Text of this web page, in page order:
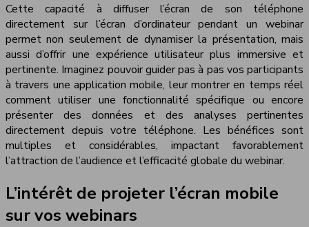
Cette capacité à diffuser l’écran de son téléphone
directement sur l’écran d’ordinateur pendant un webinar
permet non seulement de dynamiser la présentation, mais
aussi d’offrir une expérience utilisateur plus immersive et
pertinente. Imaginez pouvoir guider pas à pas vos participants
à travers une application mobile, leur montrer en temps réel
comment utiliser une fonctionnalité spécifique ou encore
présenter des données et des analyses pertinentes
directement depuis votre téléphone. Les bénéfices sont
multiples et considérables, impactant favorablement
l’attraction de l’audience et l’efficacité globale du webinar.
L’intérêt de projeter l’écran mobile
sur vos webinars